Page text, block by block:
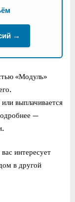
→
«Модуль»
выплачивается
—
интересует
в другой